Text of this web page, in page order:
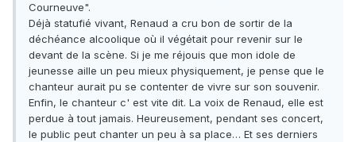
Courneuve".
Déjà statufié vivant, Renaud a cru bon de sortir de la
déchéance alcoolique où il végétait pour revenir sur le
devant de la scène. Si je me réjouis que mon idole de
jeunesse aille un peu mieux physiquement, je pense que le
chanteur aurait pu se contenter de vivre sur son souvenir.
Enfin, le chanteur c' est vite dit. La voix de Renaud, elle est
perdue à tout jamais. Heureusement, pendant ses concert,
le public peut chanter un peu à sa place… Et ses derniers